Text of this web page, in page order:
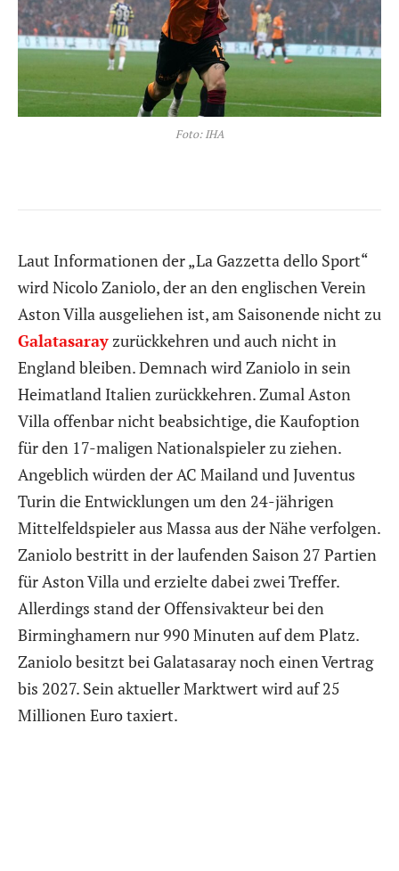
Foto: IHA
Laut Informationen der „La Gazzetta dello Sport“
wird Nicolo Zaniolo, der an den englischen Verein
Aston Villa ausgeliehen ist, am Saisonende nicht zu
Galatasaray zurückkehren und auch nicht in
England bleiben. Demnach wird Zaniolo in sein
Heimatland Italien zurückkehren. Zumal Aston
Villa offenbar nicht beabsichtige, die Kaufoption
für den 17-maligen Nationalspieler zu ziehen.
Angeblich würden der AC Mailand und Juventus
Turin die Entwicklungen um den 24-jährigen
Mittelfeldspieler aus Massa aus der Nähe verfolgen.
Zaniolo bestritt in der laufenden Saison 27 Partien
für Aston Villa und erzielte dabei zwei Treffer.
Allerdings stand der Offensivakteur bei den
Birminghamern nur 990 Minuten auf dem Platz.
Zaniolo besitzt bei Galatasaray noch einen Vertrag
bis 2027. Sein aktueller Marktwert wird auf 25
Millionen Euro taxiert.